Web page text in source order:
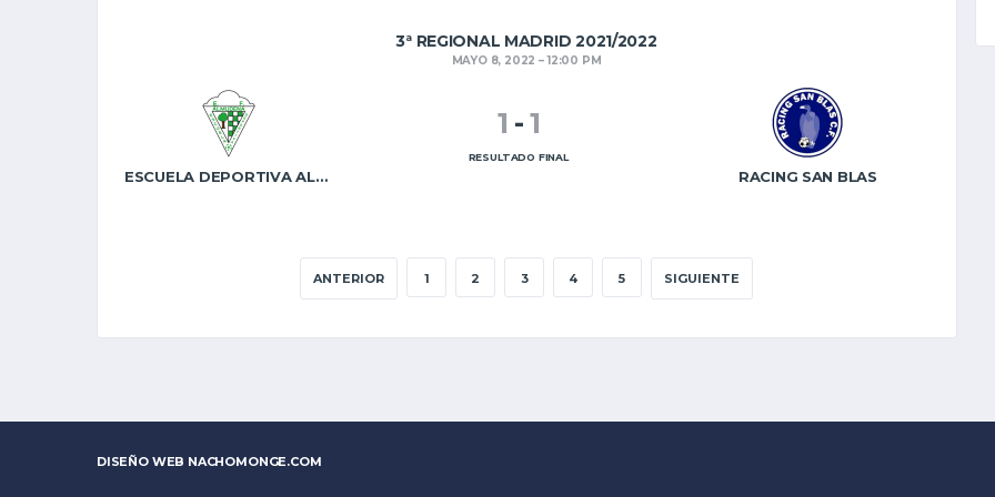
3ª REGIONAL MADRID 2021/2022
MAYO 8, 2022 12:00 PM
ESCUELA DEPORTIVA ALMUDENA B RACING SAN BLAS
1 -1
RESULTADO FINAL
ANTERIOR 1 2 3 4 5 SIGUIENTE
DISEÑO WEB NACHOMONGE.COM